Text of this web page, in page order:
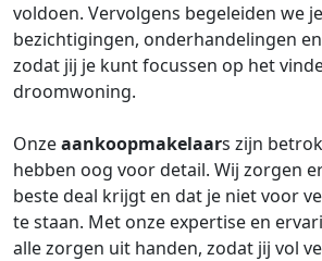
voldoen. Vervolgens begeleiden we
bezichtigingen, onderhandelingen
zodat jij je kunt focussen op het
droomwoning.
Onzeaankoopmakelaars zijn
hebben oog voor detail. Wij zorgen
beste deal krijgt en dat je niet voor
te staan. Met onze expertise en
alle zorgen uit handen, zodat jij vol